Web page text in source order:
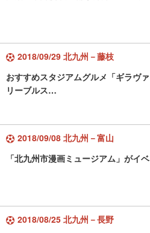
2018/09/29 北九州－藤枝
おすすめスタジアムグルメ「ギラヴ
リーブルス…
2018/09/08 北九州－富山
「北九州市漫画ミュージアム」がイ
2018/08/25 北九州－長野